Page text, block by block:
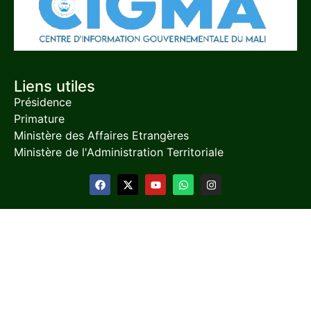
Liens utiles
Présidence
Primature
Ministère des Affaires Etrangères
Ministère de l'Administration Territoriale